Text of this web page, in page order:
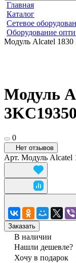
Главная
Каталог
Сетевое
Оборудование
Модуль Alcatel 1830
Модуль
0
Нет отзывов
Арт. Модуль Alcatel
Заказать
В наличии
Нашли дешевле?
Хочу в подарок